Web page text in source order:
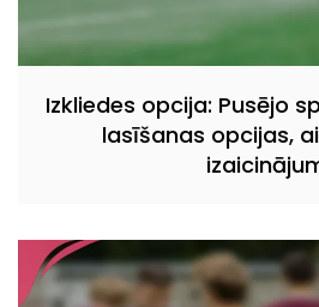
Izkliedes opcija: Pusējo
lasīšanas opcijas,